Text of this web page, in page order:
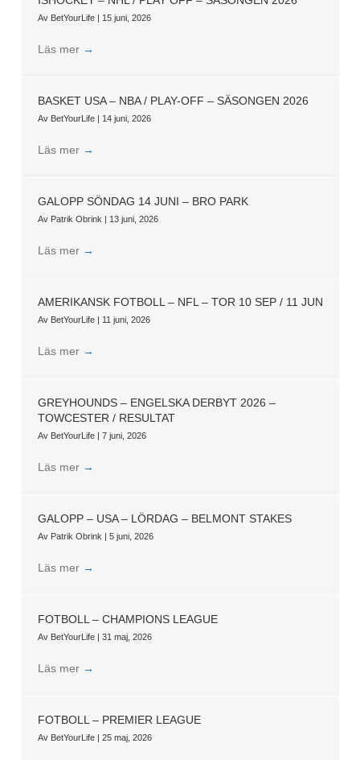
Av BetYourLife | 15 juni, 2026
Läs mer →
BASKET USA – NBA / PLAY-OFF – SÄSONGEN 2026
Av BetYourLife | 14 juni, 2026
Läs mer →
GALOPP SÖNDAG 14 JUNI – BRO PARK
Av Patrik Obrink | 13 juni, 2026
Läs mer →
AMERIKANSK FOTBOLL – NFL – TOR 10 SEP / 11 JUN
Av BetYourLife | 11 juni, 2026
Läs mer →
GREYHOUNDS – ENGELSKA DERBYT 2026 –
TOWCESTER / RESULTAT
Av BetYourLife | 7 juni, 2026
Läs mer →
GALOPP – USA – LÖRDAG – BELMONT STAKES
Av Patrik Obrink | 5 juni, 2026
Läs mer →
FOTBOLL – CHAMPIONS LEAGUE
Av BetYourLife | 31 maj, 2026
Läs mer →
FOTBOLL – PREMIER LEAGUE
Av BetYourLife | 25 maj, 2026